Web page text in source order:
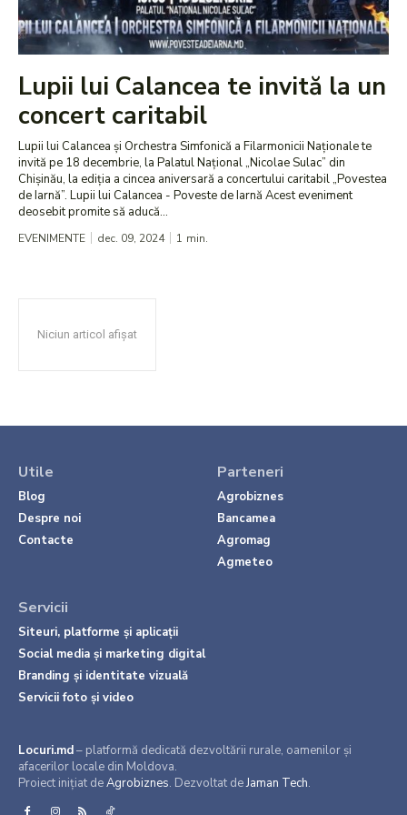
Lupii lui Calancea te invită la un
concert caritabil
Lupii lui Calancea și Orchestra Simfonică a Filarmonicii Naționale te
invită pe 18 decembrie, la Palatul Național „Nicolae Sulac” din
Chișinău, la ediția a cincea aniversară a concertului caritabil „Povestea
de Iarnă”. Lupii lui Calancea - Poveste de Iarnă Acest eveniment
deosebit promite să aducă...
EVENIMENTE dec. 09, 2024 1 min.
Niciun articol afișat
Utile
Blog
Despre noi
Contacte
Parteneri
Agrobiznes
Bancamea
Agromag
Agmeteo
Servicii
Siteuri, platforme și aplicații
Social media și marketing digital
Branding și identitate vizuală
Servicii foto și video
Locuri.md– platformă dedicată dezvoltării rurale, oamenilor și
afacerilor locale din Moldova.
Proiect inițiat deAgrobiznes. Dezvoltat deJaman Tech.